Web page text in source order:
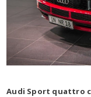
Audi Sport quattro